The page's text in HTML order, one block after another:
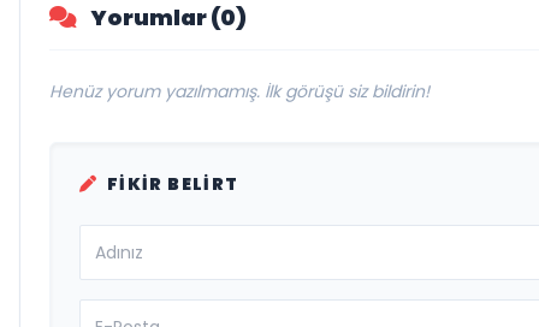
Yorumlar (0)
Henüz yorum yazılmamış. İlk görüşü siz bildirin!
FIKIR BELIRT